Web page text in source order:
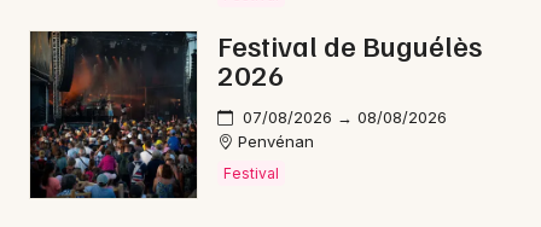
22 - Côtes d'Armor
Choisir mes départements
Festival de Buguélès
2026
07/08/2026 → 08/08/2026
Penvénan
Festival